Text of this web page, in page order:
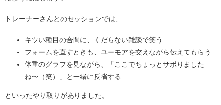
トレーナーさんとのセッションでは、
キツい種目の合間に、くだらない雑談で笑う
フォームを直すときも、ユーモアを交えながら伝えてもらう
体重のグラフを見ながら、「ここでちょっとサボりました
ね〜（笑）」と一緒に反省する
といったやり取りがありました。